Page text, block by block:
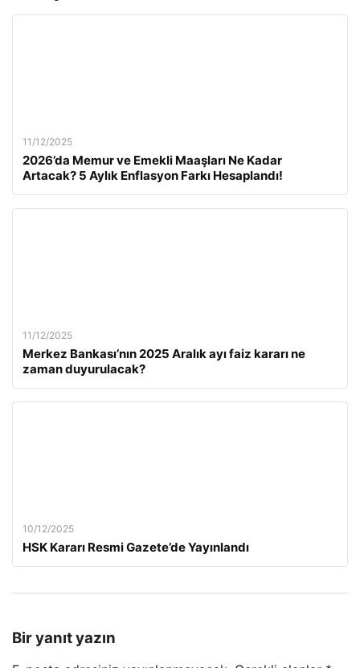
11/12/2025
2026’da Memur ve Emekli Maaşları Ne Kadar
Artacak? 5 Aylık Enflasyon Farkı Hesaplandı!
11/12/2025
Merkez Bankası’nın 2025 Aralık ayı faiz kararı ne
zaman duyurulacak?
10/12/2025
HSK Kararı Resmi Gazete’de Yayınlandı
Bir yanıt yazın